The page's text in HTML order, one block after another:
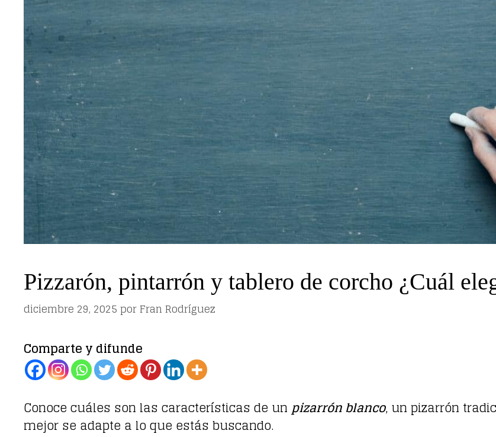
Pizzarón, pintarrón y tablero de corcho ¿Cuál
diciembre 29, 2025porFran Rodríguez
Comparte y difunde
Conoce cuáles son las características de un pizarrón blanco, un pizarrón
mejor se adapte a lo que estás buscando.